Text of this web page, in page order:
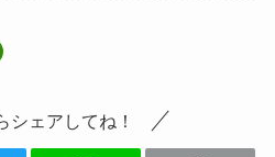
シェアしてね！